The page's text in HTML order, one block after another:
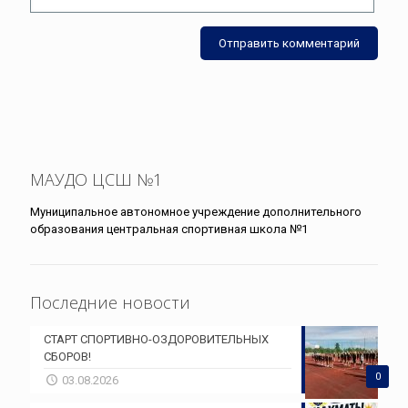
МАУДО ЦСШ №1
Муниципальное автономное учреждение дополнительного
образования центральная спортивная школа №1
Последние новости
0
СТАРТ СПОРТИВНО-ОЗДОРОВИТЕЛЬНЫХ
СБОРОВ!
03.08.2026